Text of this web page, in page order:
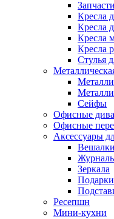
Кресла
Кресла
Кресла
Кресла
Стулья
Сейфы
Офисные
Офисные
Аксессуары
Вешалки
Зеркала
Подарки
Ресепшн
Мини-кухни